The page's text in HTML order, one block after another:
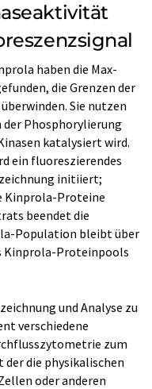
haben die Max-
die Grenzen der
Sie nutzen
der Phosphorylierung
katalysiert wird.
ein fluoreszierendes
initiiert;
Kinprola-Proteine
beendet die
Population bleibt über
Kinprola-Proteinpools
und Analyse zu
verschiedene
zum
die physikalischen
oder anderen